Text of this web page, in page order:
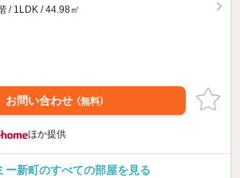
/ 1LDK / 44.98㎡
お問い合わせ （無料）
ほか提供
ー新町のすべての部屋を見る